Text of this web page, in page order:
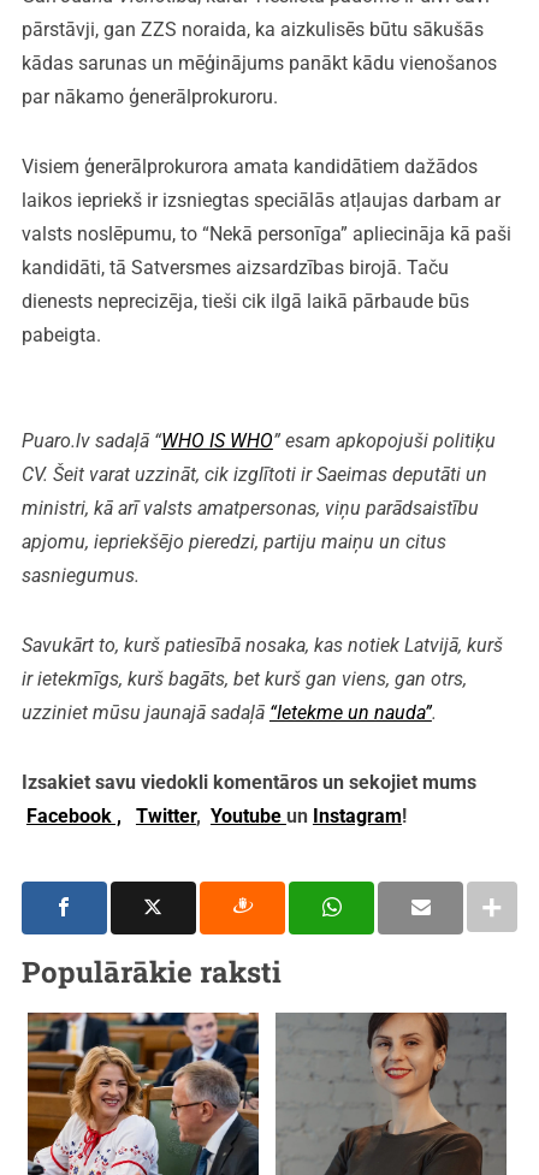
pārstāvji, gan ZZS noraida, ka aizkulisēs būtu sākušās
kādas sarunas un mēģinājums panākt kādu vienošanos
par nākamo ģenerālprokuroru.
Visiem ģenerālprokurora amata kandidātiem dažādos
laikos iepriekš ir izsniegtas speciālās atļaujas darbam ar
valsts noslēpumu, to “Nekā personīga” apliecināja kā paši
kandidāti, tā Satversmes aizsardzības birojā. Taču
dienests neprecizēja, tieši cik ilgā laikā pārbaude būs
pabeigta.
Puaro.lv sadaļā “WHO IS WHO” esam apkopojuši politiķu
CV. Šeit varat uzzināt, cik izglītoti ir Saeimas deputāti un
ministri, kā arī valsts amatpersonas, viņu parādsaistību
apjomu, iepriekšējo pieredzi, partiju maiņu un citus
sasniegumus.
Savukārt to, kurš patiesībā nosaka, kas notiek Latvijā, kurš
ir ietekmīgs, kurš bagāts, bet kurš gan viens, gan otrs,
uzziniet mūsu jaunajā sadaļā “Ietekme un nauda”.
Izsakiet savu viedokli komentāros un sekojiet mums
Facebook ,
Twitter, Youtube un Instagram!
Populārākie raksti